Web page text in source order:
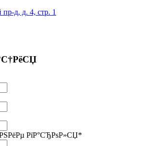
д, д. 4, стр. 1
РїР°СЂРѕР»СЏ*